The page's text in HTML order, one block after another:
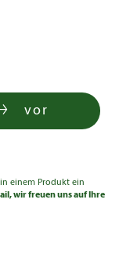
vor
einem Produkt ein
wir freuen uns auf Ihre